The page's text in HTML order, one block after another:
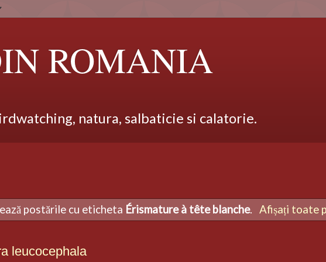
ROMANIA
natura, salbaticie si calatorie.
postările cu eticheta Érismature à tête blanche. Afișați toate
leucocephala